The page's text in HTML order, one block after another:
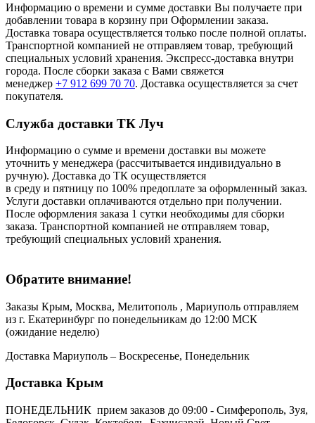
Информацию о времени и сумме доставки Вы получаете при
добавлении товара в корзину при Оформлении заказа.
Доставка товара осуществляется только после полной оплаты.
Транспортной компанией не отправляем товар, требующий
специальных условий хранения. Экспресс-доставка внутри
города. После сборки заказа с Вами свяжется
менеджер +7 912 699 70 70. Доставка осуществляется за счет
покупателя.
Служба доставки ТК Луч
Информацию о сумме и времени доставки вы можете
уточнить у менеджера (рассчитывается индивидуально в
ручную). Доставка до ТК осуществляется
в среду и пятницу по 100% предоплате за оформленный заказ.
Услуги доставки оплачиваются отдельно при получении.
После оформления заказа 1 сутки необходимы для сборки
заказа. Транспортной компанией не отправляем товар,
требующий специальных условий хранения.
Обратите внимание!
Заказы Крым, Москва, Мелитополь , Мариуполь отправляем
из г. Екатеринбург по понедельникам до 12:00 МСК
(ожидание неделю)
Доставка Мариуполь – Воскресенье, Понедельник
Доставка Крым
ПОНЕДЕЛЬНИК прием заказов до 09:00 - Симферополь, Зуя,